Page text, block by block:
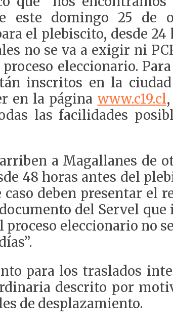
este domingo 25 de
el plebiscito, desde
no se va a exigir ni
eleccionario.
inscritos en la
en la página www.c19.cl
las facilidades
a Magallanes de
48 horas antes del
deben presentar el
del Servel
eleccionario no
para los traslados
descrito por
de desplazamiento.